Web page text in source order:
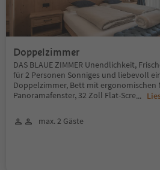
Doppelzimmer
DAS BLAUE ZIMMER Unendlichkeit,
für 2 Personen Sonniges und liebevoll
Doppelzimmer, Bett mit ergonomischen
Panoramafenster, 32 Zoll Flat-Scre...
max. 2 Gäste